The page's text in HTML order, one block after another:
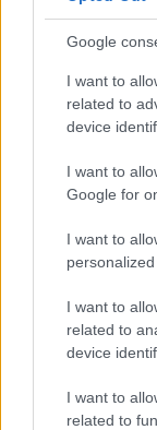
Google
I want to
related to
device
I want to
Google for
I want to
personalized
I want to
related to
device
I want to
related to
A
életedet
kaszálhatsz,
ám ha
Nyilas (11. 23-